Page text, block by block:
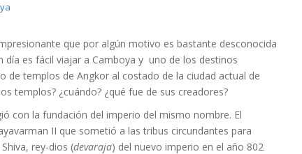
que por algún motivo es bastante desconocida
día es fácil viajar a Camboya y uno de los destinos
de templos de Angkor al costado de la ciudad actual de
templos? ¿cuándo? ¿qué fue de sus creadores?
con la fundación del imperio del mismo nombre. El
II que sometió a las tribus circundantes para
rey-dios (devaraja) del nuevo imperio en el año 802